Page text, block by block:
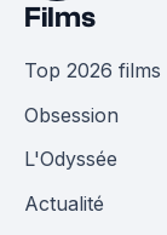
Films
Top 2026 films
Obsession
L'Odyssée
Actualité